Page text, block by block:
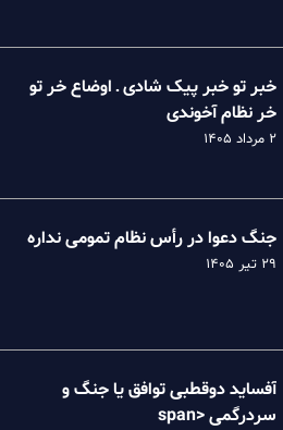
خبر تو خبر پیک شادی ـ اوضاع خر تو
خر نظام آخوندی
۲ مرداد ۱۴۰۵
جنگ دعوا در رأس نظام تمومی نداره
۲۹ تیر ۱۴۰۵
آفساید دوقطبی توافق یا جنگ و
سردرگمی <span